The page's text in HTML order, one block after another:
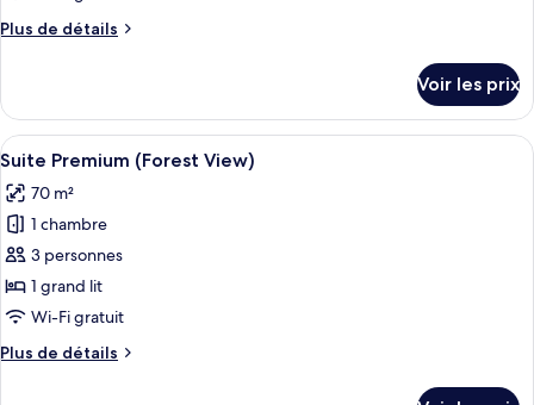
chambre :
Chambre
View)
Plus de détails
Plus
le
type
de
Chambre
Premium
(Garden
View)
Voir les prix
Afficher
toutes
les
photos
pour
ce
type
chambre :
Une chambre d’hôtel moderne,
2
Suite Premium (Forest View)
70 m²
1 chambre
3 personnes
1 grand lit
Wi-Fi gratuit
Plus de détails
Plus